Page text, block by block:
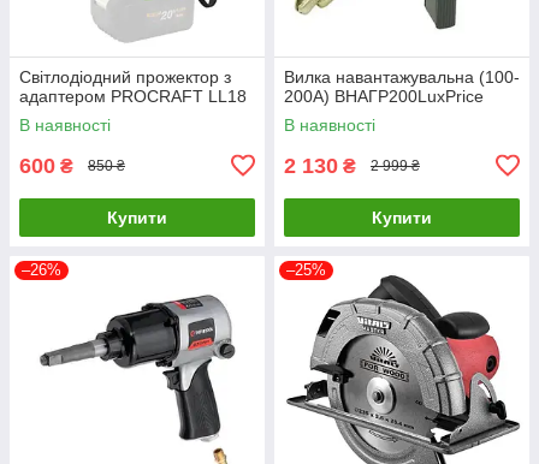
Світлодіодний прожектор з
адаптером PROCRAFT LL18
В наявності
600 ₴ 850 ₴
Купити
Вилка навантажувальна (100-
200А) ВНАГР200LuxPrice
В наявності
2 130 ₴ 2 999 ₴
Купити
–26% –25%